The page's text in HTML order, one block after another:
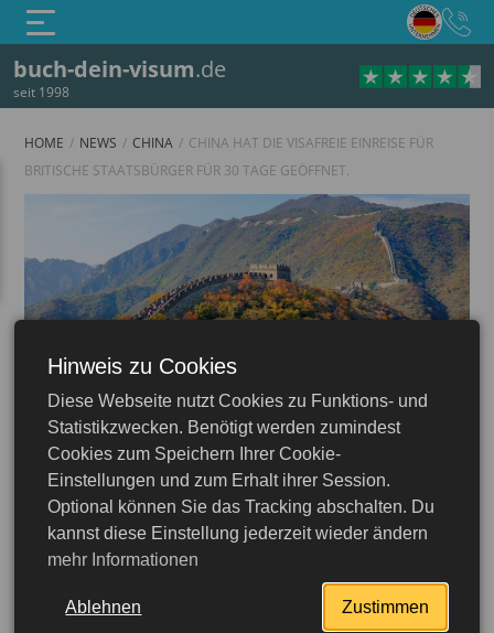
buch-dein-visum.de
seit 1998
China
HOME NEWS CHINA
CHINA HAT DIE VISAFREIE EINREISE FÜR
BRITISCHE STAATSBÜRGER FÜR 30 TAGE GEÖFFNET.
03.02.2026
China hat die visafreie
Einreise für britische
Staatsbürger für 30 Tage
Hinweis zu Cookies
Diese Webseite nutzt Cookies zu Funktions- und
Statistikzwecken. Benötigt werden zumindest
Cookies zum Speichern Ihrer Cookie-
Einstellungen und zum Erhalt ihrer Session.
Optional können Sie das Tracking abschalten. Du
kannst diese Einstellung jederzeit wieder ändern
mehr Informationen
Ablehnen Zustimmen